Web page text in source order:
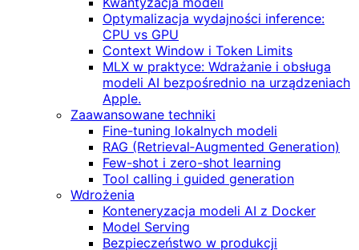
Optymalizacja wydajności inference:
CPU vs GPU
Context Window i Token Limits
MLX w praktyce: Wdrażanie i obsługa
modeli AI bezpośrednio na urządzeniach
Apple.
Zaawansowane techniki
Fine-tuning lokalnych modeli
RAG (Retrieval‑Augmented Generation)
Few-shot i zero-shot learning
Tool calling i guided generation
Wdrożenia
Konteneryzacja modeli AI z Docker
Model Serving
Bezpieczeństwo w produkcji